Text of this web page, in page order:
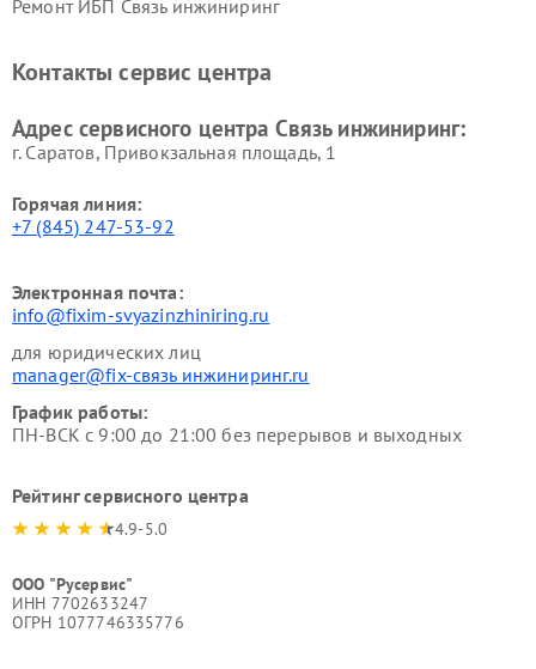
Ремонт ИБП Связь инжиниринг
Контакты сервис центра
Адрес сервисного центра Связь инжиниринг:
г. Саратов, Привокзальная площадь, 1
Горячая линия:
+7 (845) 247-53-92
Электронная почта:
info@fixim-svyazinzhiniring.ru
для юридических лиц
manager@fix-связь инжиниринг.ru
График работы:
ПН-ВСК с 9:00 до 21:00 без перерывов и выходных
Рейтинг сервисного центра
4.9-5.0
ООО "Русервис"
ИНН 7702633247
ОГРН 1077746335776